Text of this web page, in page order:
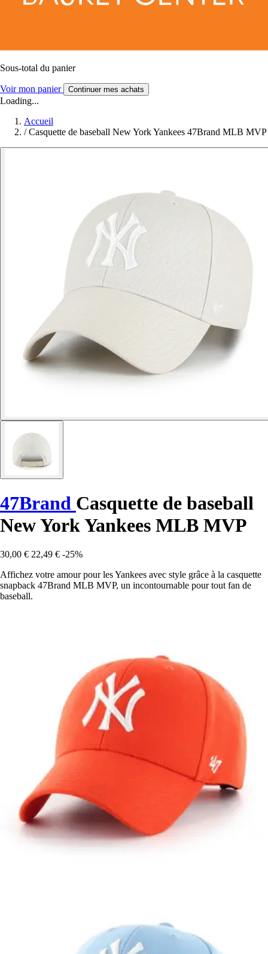
Sous-total du panier
Voir mon panier Continuer mes achats
Loading...
Accueil
/ Casquette de baseball New York Yankees 47Brand MLB MVP
47Brand Casquette de baseball
New York Yankees MLB MVP
30,00 € 22,49 € -25%
Affichez votre amour pour les Yankees avec style grâce à la casquette
snapback 47Brand MLB MVP, un incontournable pour tout fan de
baseball.